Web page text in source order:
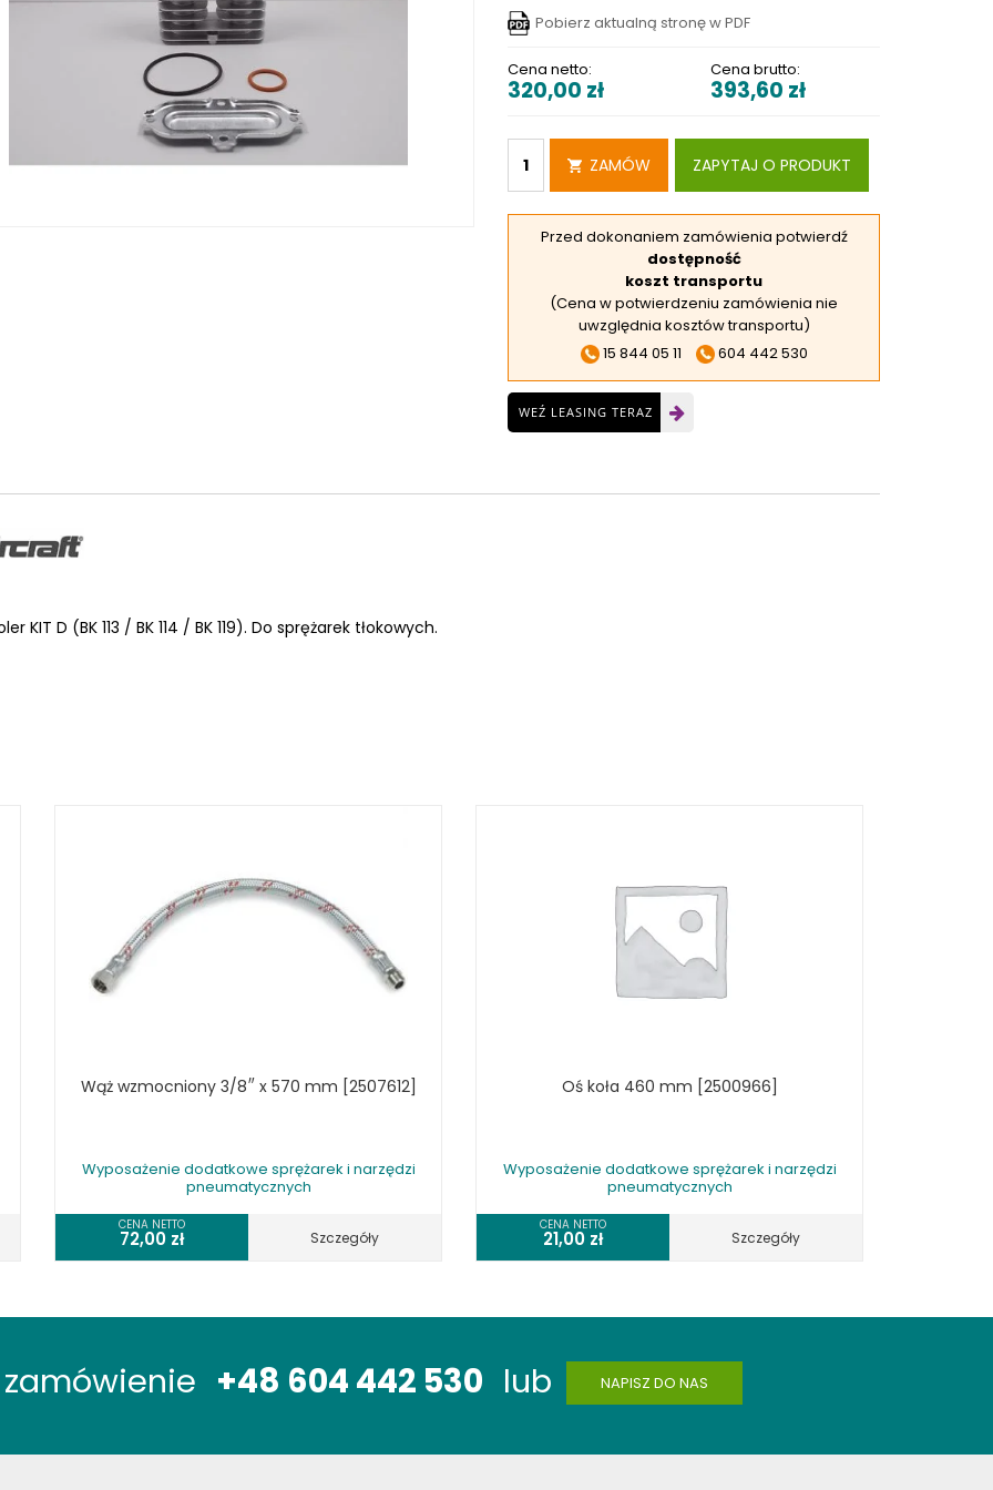
WARSZTATOWE UNICRAFT
ZABEZPIECZAJĄCE UNICRAFT
UNICRAFT
STOŁY SZLIFIERSKIE
UCHWYTY DO OBROTNIKÓW
Pobierz aktualną stronę w PDF
Cena netto:
320,00 zł
Cena brutto:
393,60 zł
ZAMÓW ZAPYTAJ O PRODUKT
Przed dokonaniem zamówienia potwierdź
dostępność
koszt transportu
(Cena w potwierdzeniu zamówienia nie
uwzględnia kosztów transportu)
15 844 05 11
604 442 530
WEŹ LEASING TERAZ
KIT D (BK 113 / BK 114 / BK 119). Do sprężarek tłokowych.
Wąż wzmocniony 3/8″ x 570 mm [2507612]
Wyposażenie dodatkowe sprężarek i narzędzi
pneumatycznych
CENA NETTO
72,00 zł Szczegóły
Oś koła 460 mm [2500966]
Wyposażenie dodatkowe sprężarek i narzędzi
pneumatycznych
CENA NETTO
21,00 zł Szczegóły
zamówienie +48 604 442 530 lub NAPISZ DO NAS